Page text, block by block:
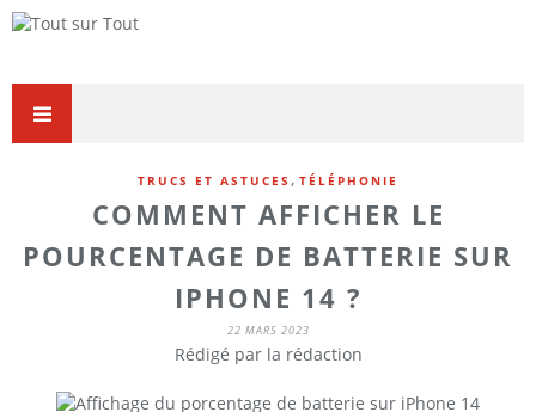
TRUCS ET ASTUCES , TÉLÉPHONIE
COMMENT AFFICHER LE
POURCENTAGE DE BATTERIE SUR
IPHONE 14 ?
22 MARS 2023
Rédigé par la rédaction